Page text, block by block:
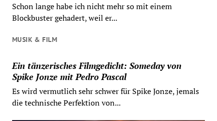
Schon lange habe ich nicht mehr so mit einem
Blockbuster gehadert, weil er...
MUSIK & FILM
Ein tänzerisches Filmgedicht: Someday von
Spike Jonze mit Pedro Pascal
Es wird vermutlich sehr schwer für Spike Jonze, jemals
die technische Perfektion von...